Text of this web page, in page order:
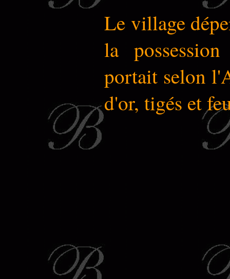
Le village
la
portait selon
d'or, tigés et